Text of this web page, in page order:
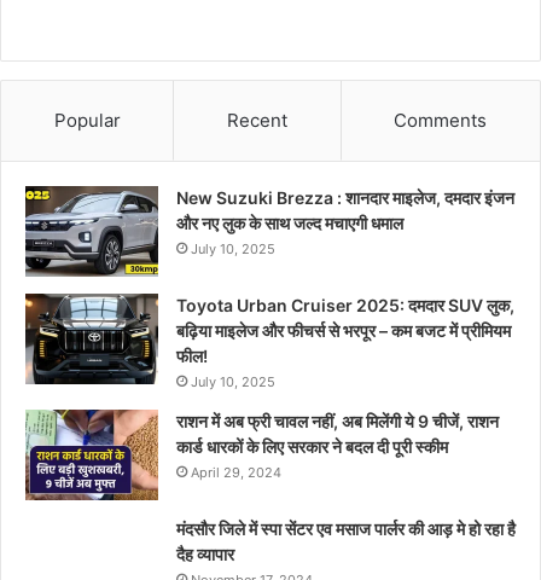
Popular Recent Comments
New Suzuki Brezza : शानदार माइलेज, दमदार इंजन
और नए लुक के साथ जल्द मचाएगी धमाल
July 10, 2025
Toyota Urban Cruiser 2025: दमदार SUV लुक,
बढ़िया माइलेज और फीचर्स से भरपूर – कम बजट में प्रीमियम
फील!
July 10, 2025
राशन में अब फ्री चावल नहीं, अब मिलेंगी ये 9 चीजें, राशन
कार्ड धारकों के लिए सरकार ने बदल दी पूरी स्कीम
April 29, 2024
मंदसौर जिले में स्पा सेंटर एव मसाज पार्लर की आड़ मे हो रहा है
दैह व्यापार